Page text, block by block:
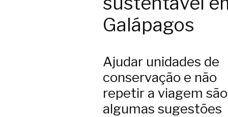
Galápagos
Ajudar unidades de
conservação e não
repetir a viagem são
algumas sugestões